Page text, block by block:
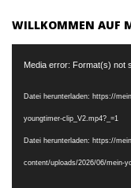
M
WILLKOMMEN AUF
Media error: Format(s) not
Datei herunterladen: https://
youngtimer-clip_V2.mp4?_=1
Datei herunterladen: https://
content/uploads/2026/06/mein-